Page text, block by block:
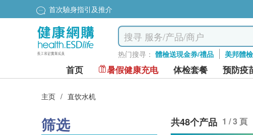
首次驗身指引及推介
热门搜寻： 體檢送現金券/禮品 美邦體
首页 暑假健康充电 体检套餐 预防疫
主页 / 直饮水机
筛选 共48个产品 1 / 3 頁